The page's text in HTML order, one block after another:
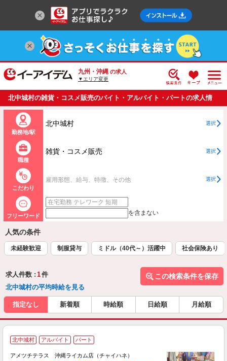
九州・沖縄 の求人
▼エリア変更
北中城村の雑貨・コスメ販売のバイト・アルバイト・パートの求人情
報一覧
勤務地/駅
北中城村 選択
職種
雑貨・コスメ販売 選択
こだわり
雇用形態、給与、特徴、その他 選択
フリーワード を含まない
人気の条件
未経験歓迎 制服貸与 ミドル（40代～）活躍中 社会保険あり
求人件数 : 1件
北中城村の平均時給を見る
この検索条件を保存
指定なし 新着順 時給順 日給順 月給順
北中城村 アルバイト パート
アメツチテラス 沖縄ライカム店（チャイハネ）